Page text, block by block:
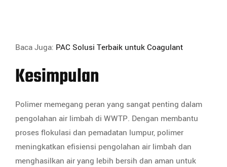
Baca Juga: PAC Solusi Terbaik untuk Coagulant
Kesimpulan
Polimer memegang peran yang sangat penting dalam
pengolahan air limbah di WWTP. Dengan membantu
proses flokulasi dan pemadatan lumpur, polimer
meningkatkan efisiensi pengolahan air limbah dan
menghasilkan air yang lebih bersih dan aman untuk